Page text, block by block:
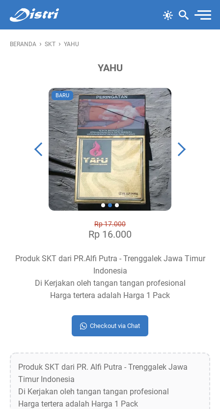
BERANDA › SKT › YAHU
YAHU
BARU
Rp 17.000
Rp 16.000
Produk SKT dari PR.Alfi Putra - Trenggalek Jawa Timur
Indonesia
Di Kerjakan oleh tangan tangan profesional
Harga tertera adalah Harga 1 Pack
Checkout via Chat
Produk SKT dari PR. Alfi Putra - Trenggalek Jawa
Timur Indonesia
Di Kerjakan oleh tangan tangan profesional
Harga tertera adalah Harga 1 Pack